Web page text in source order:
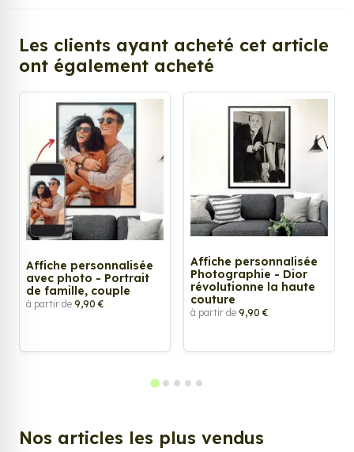
Les clients ayant acheté cet article
ont également acheté
Affiche personnalisée
avec photo - Portrait
de famille, couple
à partir de 9,90 €
Affiche personnalisée
Photographie - Dior
révolutionne la haute
couture
à partir de 9,90 €
Nos articles les plus vendus